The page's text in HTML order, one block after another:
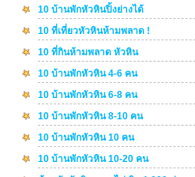
10 บ้านพักหัวหินปิ้งย่างได้
10 ที่เที่ยวหัวหินห้ามพลาด !
10 ที่กินห้ามพลาด หัวหิน
10 บ้านพักหัวหิน 4-6 คน
10 บ้านพักหัวหิน 6-8 คน
10 บ้านพักหัวหิน 8-10 คน
10 บ้านพักหัวหิน 10 คน
10 บ้านพักหัวหิน 10-20 คน